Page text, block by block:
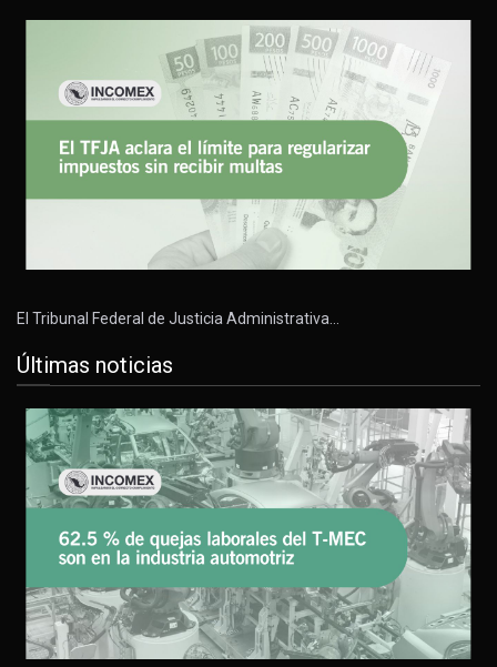
El Tribunal Federal de Justicia Administrativa…
Últimas noticias